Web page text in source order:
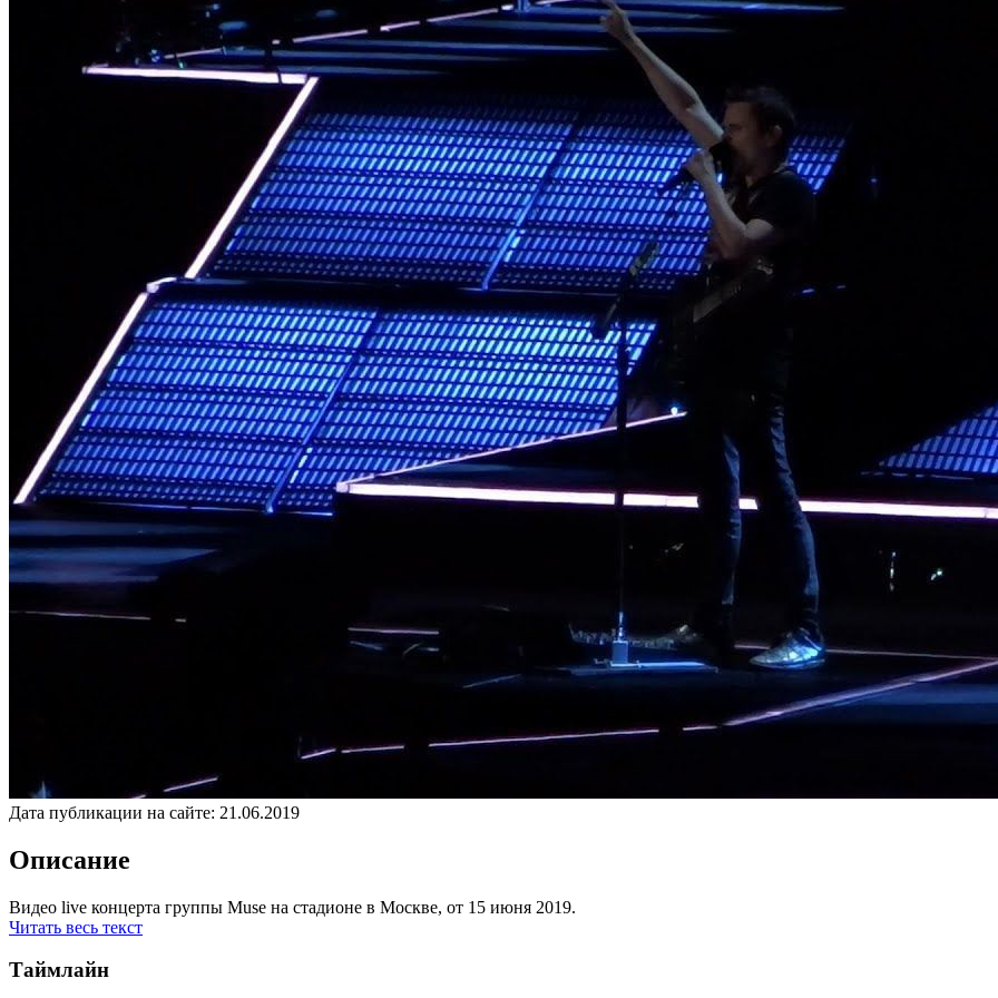
Дата публикации на сайте: 21.06.2019
Описание
Видео live концерта группы Muse на стадионе в Москве, от 15 июня 2019.
Читать весь текст
Таймлайн